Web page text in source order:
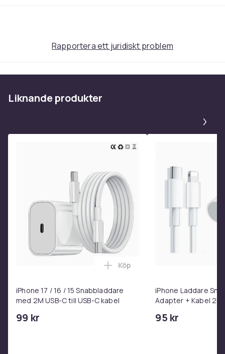
Rapportera ett juridiskt problem
Liknande produkter
iPhone 17 / 16 / 15 Snabbladdare
med 2M USB-C till USB-C kabel
99 kr
Lägg till iPhone 17 / 16 / 15
Köp
iPhone Laddare
Adapter + Kabel
95 kr